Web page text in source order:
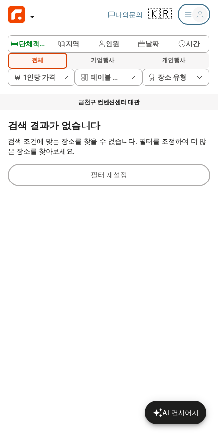
나의문의 🇰🇷
🛏️ 단체객실보기 지역 인원 날짜 시간
전체 기업행사 개인행사
1인당 가격 테이블 배치 장소 유형
금천구 컨벤션센터 대관
검색 결과가 없습니다
검색 조건에 맞는 장소를 찾을 수 없습니다. 필터를 조정하여 더 많
은 장소를 찾아보세요.
필터 재설정
AI 컨시어지